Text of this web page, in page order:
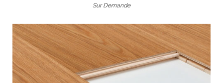
Sur Demande